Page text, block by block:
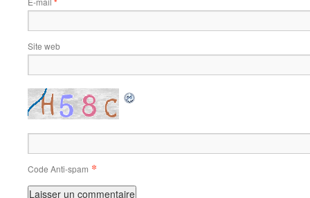
Site web
Code Anti-spam *